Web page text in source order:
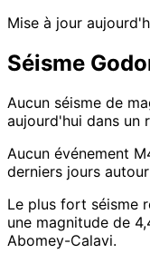
Mise à jour
Séisme
Aucun séisme de
aujourd'hui dans un
Aucun événement
derniers jours
Le plus fort séisme
une magnitude de
Abomey-Calavi.